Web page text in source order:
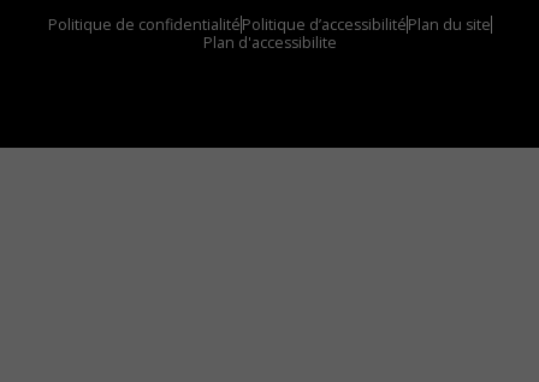
Politique de confidentialitéPolitique d’accessibilitéPlan du site
Plan d'accessibilite